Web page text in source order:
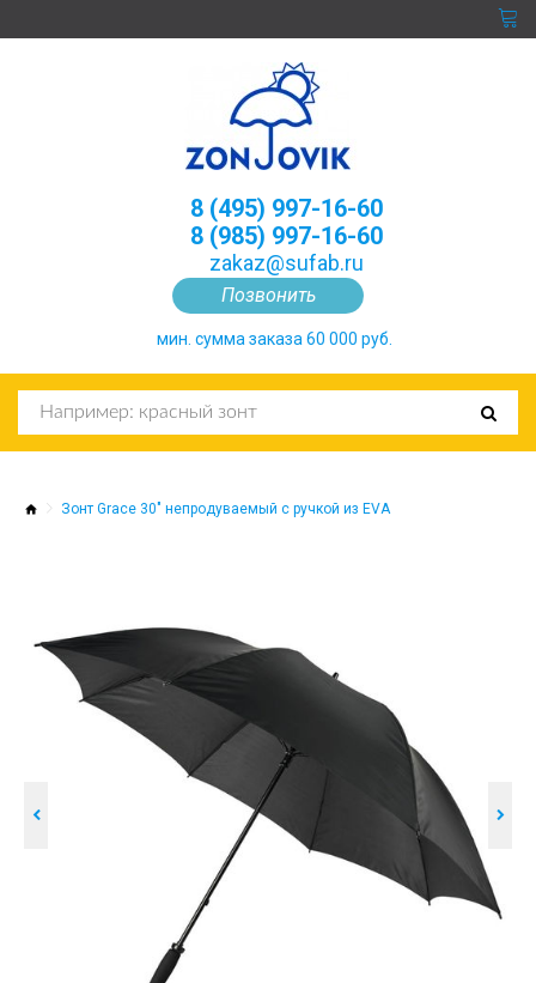
Позвонить
8 (495) 997-16-60
8 (985) 997-16-60
zakaz@sufab.ru
мин. сумма заказа 60 000 руб.
Зонт Grace 30" непродуваемый с ручкой из EVA